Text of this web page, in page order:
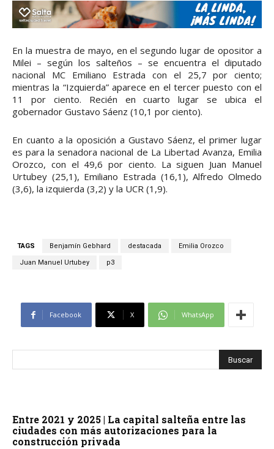
En la muestra de mayo, en el segundo lugar de opositor a
Milei – según los salteños – se encuentra el diputado
nacional MC Emiliano Estrada con el 25,7 por ciento;
mientras la “Izquierda” aparece en el tercer puesto con el
11 por ciento. Recién en cuarto lugar se ubica el
gobernador Gustavo Sáenz (10,1 por ciento).
En cuanto a la oposición a Gustavo Sáenz, el primer lugar
es para la senadora nacional de La Libertad Avanza, Emilia
Orozco, con el 49,6 por ciento. La siguen Juan Manuel
Urtubey (25,1), Emiliano Estrada (16,1), Alfredo Olmedo
(3,6), la izquierda (3,2) y la UCR (1,9).
TAGS Benjamín Gebhard destacada Emilia Orozco
Juan Manuel Urtubey p3
Facebook X WhatsApp
Entre 2021 y 2025 | La capital salteña entre las
ciudades con más autorizaciones para la
construcción privada